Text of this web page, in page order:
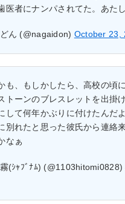
医者にナンパされてた。あた
ん (@nagaidon) October 23,
も、もしかしたら、高校の頃
トーンのブレスレットを出掛
して何年かぶりに付けたんだ
別れたと思った彼氏から連絡
なぁ
(ｼｬﾌﾞﾅﾑ) (@1103hitomi0828)